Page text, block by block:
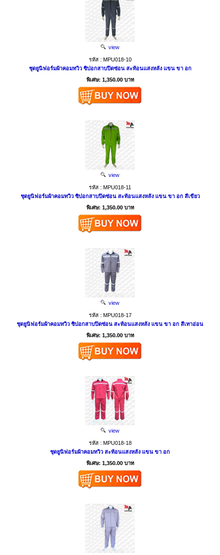
view
รหัส : MPU018-10
ชุดยูนิฟอร์มผ้าคอมทวิว ซิปอกสาบปิดซ่อน สะท้อนแสงหลัง แขน ขา อก
พิเศษ: 1,350.00 บาท
view
รหัส : MPU018-11
ชุดยูนิฟอร์มผ้าคอมทวิว ซิปอกสาบปิดซ่อน สะท้อนแสงหลัง แขน ขา อก สีเขียว
พิเศษ: 1,350.00 บาท
view
รหัส : MPU018-17
ชุดยูนิฟอร์มผ้าคอมทวิว ซิปอกสาบปิดซ่อน สะท้อนแสงหลัง แขน ขา อก สีเทาอ่อน
พิเศษ: 1,350.00 บาท
view
รหัส : MPU018-18
ชุดยูนิฟอร์มผ้าคอมทวิว สะท้อนแสงหลัง แขน ขา อก
พิเศษ: 1,350.00 บาท